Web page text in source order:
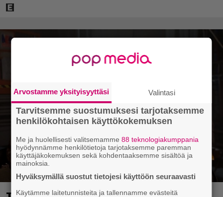
Arvostamme yksityisyyttäsi Valintasi
Tarvitsemme suostumuksesi tarjotaksemme
henkilökohtaisen käyttökokemuksen
Me ja huolellisesti valitsemamme88 teknologiakumppania
hyödynnämme henkilötietoja tarjotaksemme paremman
käyttäjäkokemuksen sekä kohdentaaksemme sisältöä ja
mainoksia.
Hyväksymällä suostut tietojesi käyttöön seuraavasti
Käytämme laitetunnisteita ja tallennamme evästeitä